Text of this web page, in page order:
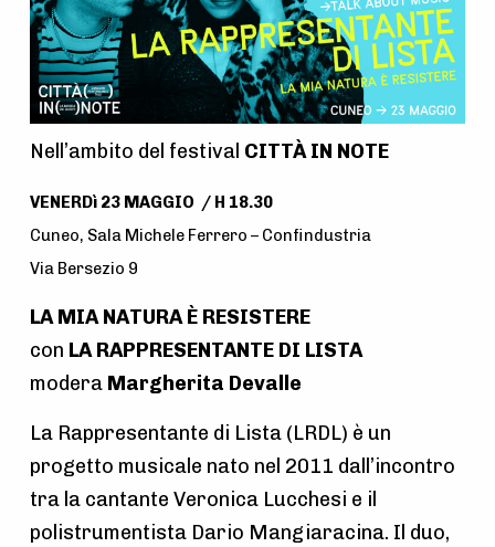
i
v
t
à
N
a
v
i
o
n
Nell’ambito del festival CITTÀ IN NOTE
VENERDì 23 MAGGIO / H 18.30
Cuneo, Sala Michele Ferrero – Confindustria
Via Bersezio 9
LA MIA NATURA È RESISTERE
con LA RAPPRESENTANTE DI LISTA
modera Margherita Devalle
La Rappresentante di Lista (LRDL) è un
progetto musicale nato nel 2011 dall’incontro
tra la cantante Veronica Lucchesi e il
polistrumentista Dario Mangiaracina. Il duo,